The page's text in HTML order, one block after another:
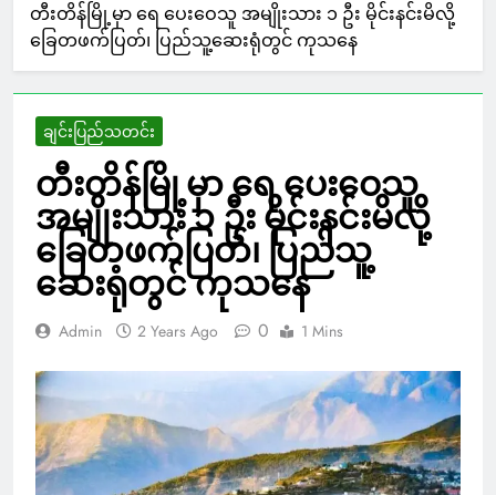
တီးတိန်မြို့မှာ ရေ ပေးဝေသူ အမျိုးသား ၁ ဦး မိုင်းနင်းမိလို့
ခြေတဖက်ပြတ်၊ ပြည်သူ့ဆေးရုံတွင် ကုသနေ
ချင်းပြည်သတင်း
တီးတိန်မြို့မှာ ရေ ပေးဝေသူ
အမျိုးသား ၁ ဦး မိုင်းနင်းမိလို့
ခြေတဖက်ပြတ်၊ ပြည်သူ့
ဆေးရုံတွင် ကုသနေ
Admin 2 Years Ago 0 1 Mins